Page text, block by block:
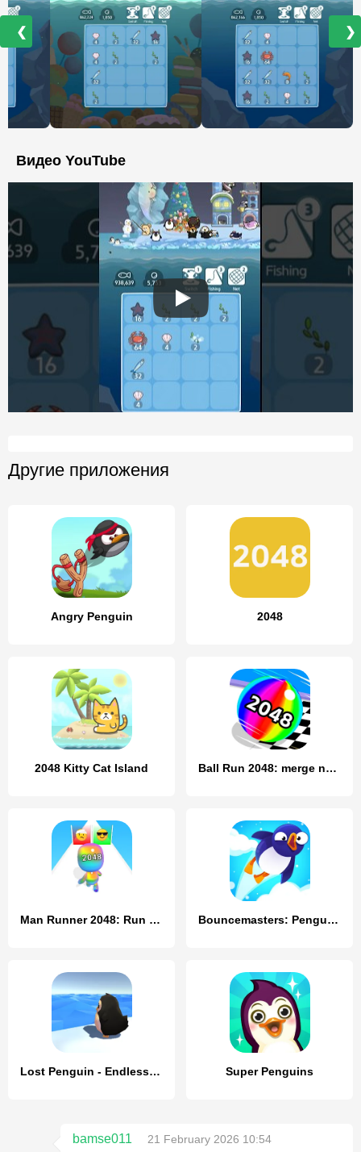
❮ ❯
Видео YouTube
Другие приложения
Angry Penguin 2048
2048 Kitty Cat Island Ball Run 2048: merge number
Man Runner 2048: Run and Merge Bouncemasters: Penguin Games
Lost Penguin - Endless Journey Super Penguins
bamse011
21 February 2026 10:54